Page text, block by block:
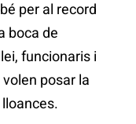
per al record
boca de
funcionaris i
posar la